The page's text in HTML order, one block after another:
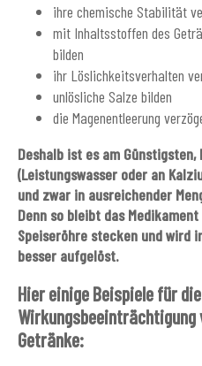
ihre chemische Stabilität
mit Inhaltsstoffen des
bilden
ihr Löslichkeitsverhalten
unlösliche Salze bilden
die Magenentleerung
Deshalb ist es am
(Leistungswasser oder an
und zwar in ausreichender
Denn so bleibt das
Speiseröhre stecken und wird
besser aufgelöst.
Hier einige Beispiele für die
Getränke: